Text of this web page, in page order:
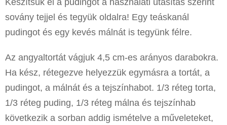
sovány tejjel és tegyük oldalra! Egy teáskanál
pudingot és egy kevés málnát is tegyünk félre.
Az angyaltortát vágjuk 4,5 cm-es arányos darabokra.
Ha kész, rétegezve helyezzük egymásra a tortát, a
pudingot, a málnát és a tejszínhabot. 1/3 réteg torta,
1/3 réteg puding, 1/3 réteg málna és tejszínhab
következik a sorban addig ismételve a műveleteket,